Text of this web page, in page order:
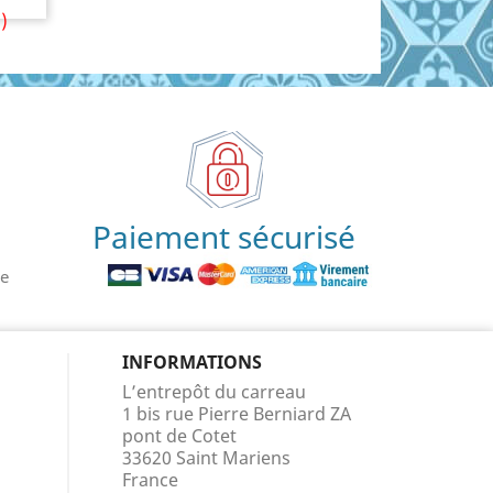
Paiement sécurisé
INFORMATIONS
L’entrepôt du carreau
1 bis rue Pierre Berniard ZA
pont de Cotet
33620 Saint Mariens
France